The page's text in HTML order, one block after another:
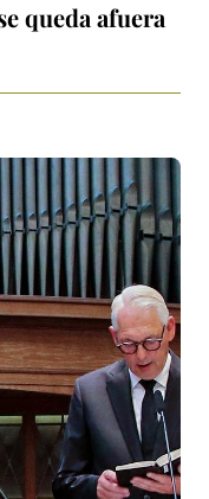
queda afuera